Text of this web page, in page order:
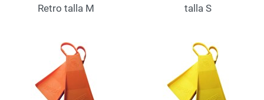
Retro talla M
talla S
Add to Wishlist